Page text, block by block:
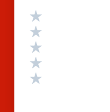
Valutazione